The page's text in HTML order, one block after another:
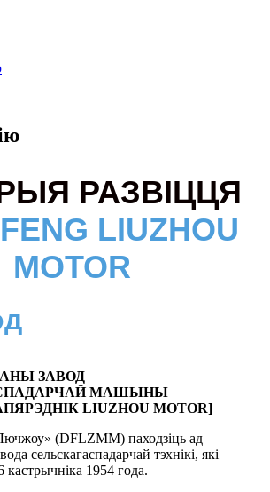
РАЗВІЦЦЯ
LIUZHOU
MOTOR
ЗАВОД
МАШЫНЫ
LIUZHOU MOTOR]
(DFLZMM) паходзіць ад
сельскагаспадарчай тэхнікі, які
1954 года.